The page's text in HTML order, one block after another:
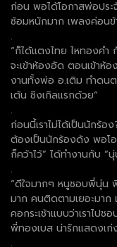
ก่อน พอได้โอกาสพ่อปร
ซ้อมหนักมาก เพลงค่อน
.
“ก็ได้แตงไทย ไหทองคำ
จะเข้าห้องอัด ตอนเข้าห้
งานทั้งพ่อ อ.เติม ทำดน
เต้น ซิงเกิลแรกด้วย”
.
ก่อนนี้เราไม่ได้เป็นนักร้
ต้องเป็นนักร้องดัง พอโอ
ก็คว้าไว้” ได้ทำงานกับ “
.
“ดีใจมากๆ หนูชอบพี่นุ่น
มาก คนติดตามเยอะมาก
คอกระเช้าแบบว่าเราไป
พี่ทองเบส น่ารักแสดงเก่
.